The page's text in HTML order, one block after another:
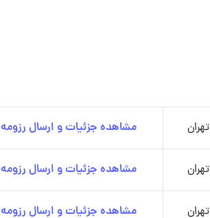
تهران مشاهده جزئیات و ارسال رزومه
تهران مشاهده جزئیات و ارسال رزومه
تهران مشاهده جزئیات و ارسال رزومه